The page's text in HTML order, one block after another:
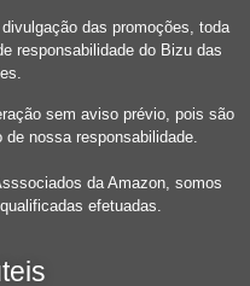
das promoções, toda
responsabilidade do Bizu das
sem aviso prévio, pois são
nossa responsabilidade.
da Amazon, somos
efetuadas.